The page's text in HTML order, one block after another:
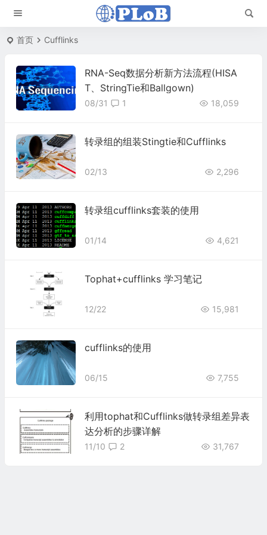
首页 Cufflinks
RNA-Seq数据分析新方法流程(HISA
T、StringTie和Ballgown)
08/31 18,059
1
转录组的组装Stingtie和Cufflinks
02/13 2,296
转录组cufflinks套装的使用
01/14 4,621
Tophat+cufflinks 学习笔记
12/22 15,981
cufflinks的使用
06/15 7,755
利用tophat和Cufflinks做转录组差异表
达分析的步骤详解
11/10 31,767
2